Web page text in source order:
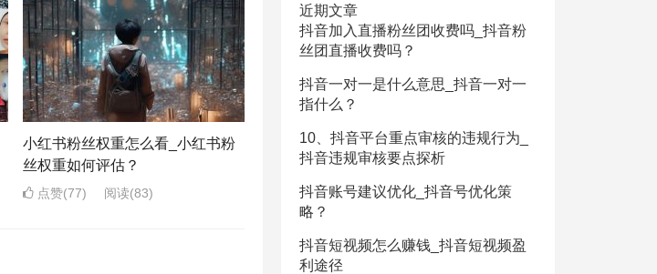
小红书粉丝权重怎么看_小红书粉
丝权重如何评估？
点赞(77) 阅读(83)
近期文章
抖音加入直播粉丝团收费吗_抖音粉
丝团直播收费吗？
抖音一对一是什么意思_抖音一对一
指什么？
10、抖音平台重点审核的违规行为_
抖音违规审核要点探析
抖音账号建议优化_抖音号优化策
略？
抖音短视频怎么赚钱_抖音短视频盈
利途径